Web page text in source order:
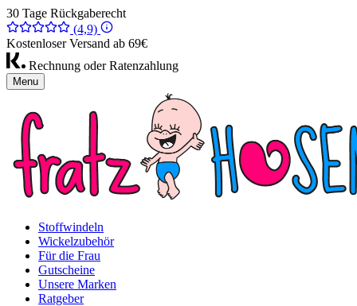
30 Tage Rückgaberecht
(4,9)
Kostenloser Versand ab 69€
Rechnung oder Ratenzahlung
Menu
Stoffwindeln
Wickelzubehör
Für die Frau
Gutscheine
Unsere Marken
Ratgeber